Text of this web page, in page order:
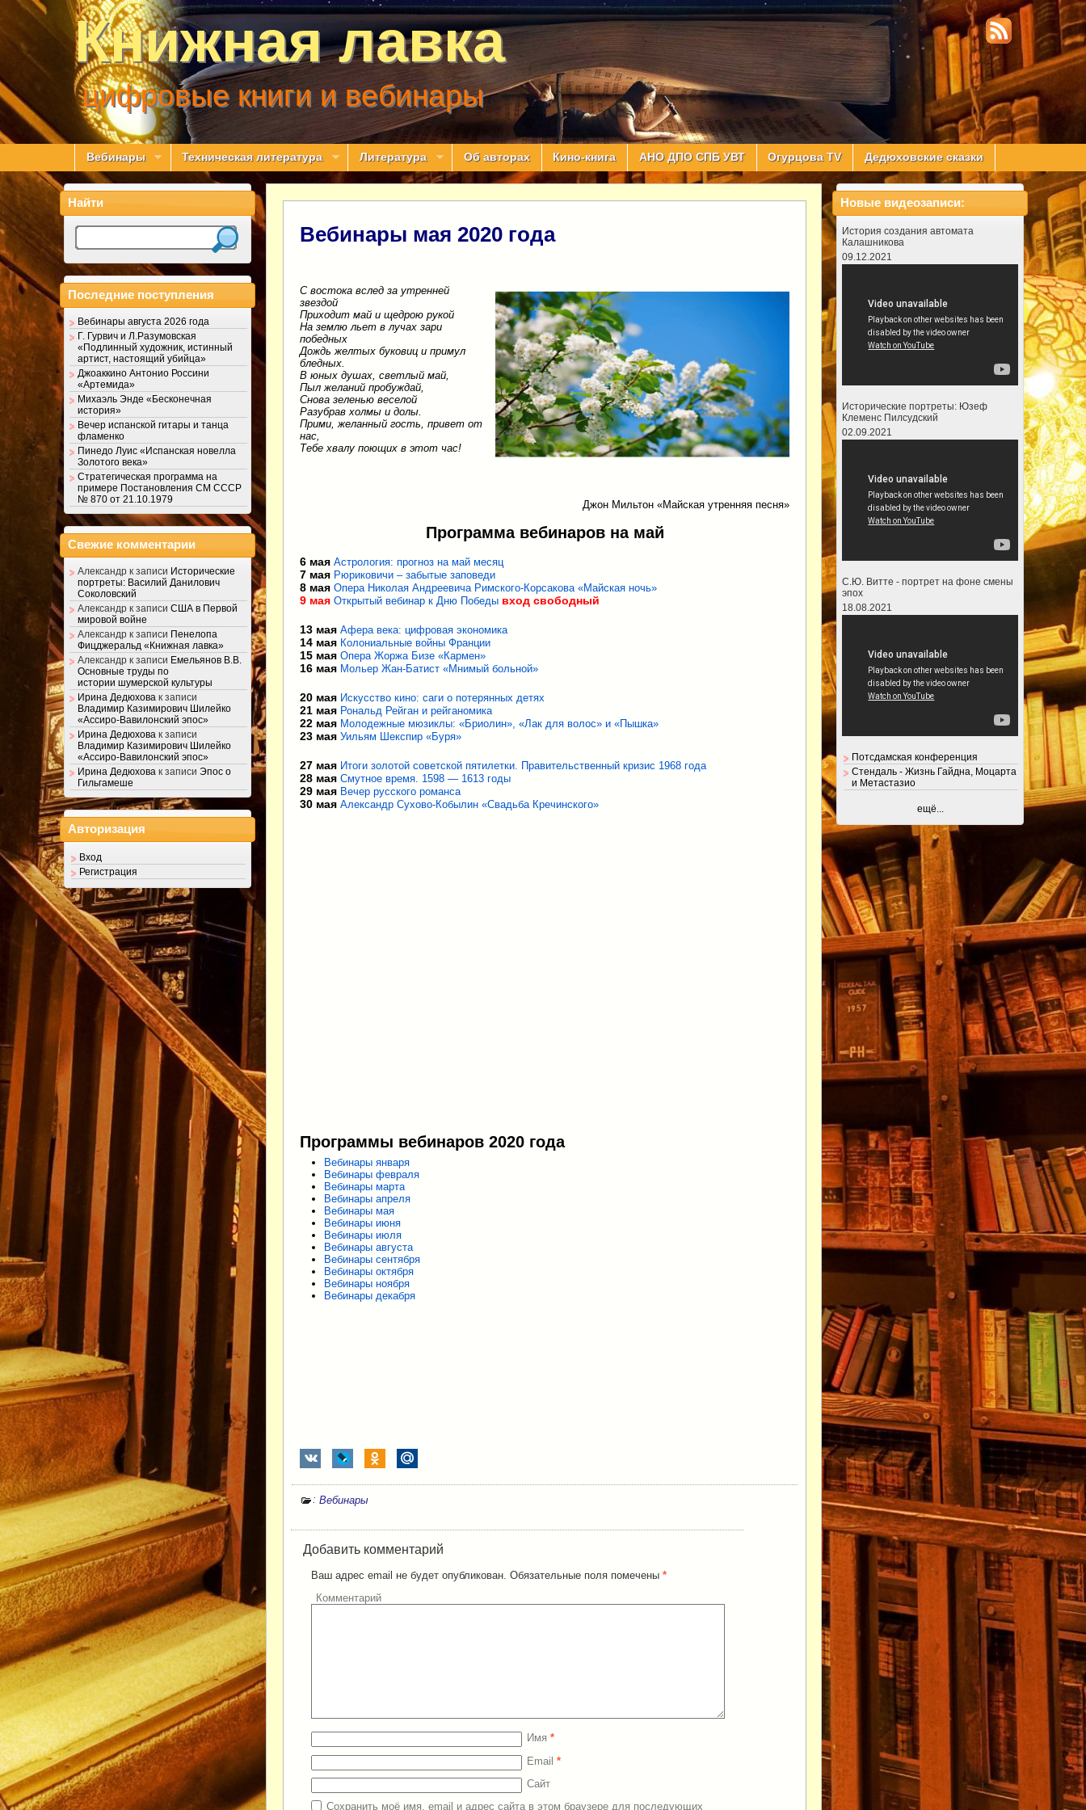
Книжная лавка
цифровые книги и вебинары
Вебинары Техническая литература Литература Об авторах Кино-книга АНО ДПО СПБ УВТ Огурцова TV Дедюховские сказки
Вебинары мая 2020 года
С востока вслед за утренней
звездой
Приходит май и щедрою рукой
На землю льет в лучах зари
победных
Дождь желтых буковиц и примул
бледных.
В юных душах, светлый май,
Пыл желаний пробуждай,
Снова зеленью веселой
Разубрав холмы и долы.
Прими, желанный гость, привет от
нас,
Тебе хвалу поющих в этот час!
Джон Мильтон «Майская утренняя песня»
Программа вебинаров на май
6 мая Астрология: прогноз на май месяц
7 мая Рюриковичи – забытые заповеди
8 мая Опера Николая Андреевича Римского-Корсакова «Майская ночь»
9 мая Открытый вебинар к Дню Победы вход свободный
13 мая Афера века: цифровая экономика
14 мая Колониальные войны Франции
15 мая Опера Жоржа Бизе «Кармен»
16 мая Мольер Жан-Батист «Мнимый больной»
20 мая Искусство кино: саги о потерянных детях
21 мая Рональд Рейган и рейганомика
22 мая Молодежные мюзиклы: «Бриолин», «Лак для волос» и «Пышка»
23 мая Уильям Шекспир «Буря»
27 мая Итоги золотой советской пятилетки. Правительственный кризис 1968 года
28 мая Смутное время. 1598 — 1613 годы
29 мая Вечер русского романса
30 мая Александр Сухово-Кобылин «Свадьба Кречинского»
Программы вебинаров 2020 года
Вебинары января
Вебинары февраля
Вебинары марта
Вебинары апреля
Вебинары мая
Вебинары июня
Вебинары июля
Вебинары августа
Вебинары сентября
Вебинары октября
Вебинары ноября
Вебинары декабря
: Вебинары
Добавить комментарий
Ваш адрес email не будет опубликован. Обязательные поля помечены *
Комментарий
Имя *
Email *
Сайт
Сохранить моё имя, email и адрес сайта в этом браузере для последующих
Найти
Последние поступления
Вебинары августа 2026 года
Г. Гурвич и Л.Разумовская
«Подлинный художник, истинный
артист, настоящий убийца»
Джоаккино Антонио Россини
«Артемида»
Михаэль Энде «Бесконечная
история»
Вечер испанской гитары и танца
фламенко
Пинедо Луис «Испанская новелла
Золотого века»
Стратегическая программа на
примере Постановления СМ СССР
№ 870 от 21.10.1979
Свежие комментарии
Александр к записи Исторические
портреты: Василий Данилович
Соколовский
Александр к записи США в Первой
мировой войне
Александр к записи Пенелопа
Фицджеральд «Книжная лавка»
Александр к записи Емельянов В.В.
Основные труды по
истории шумерской культуры
Ирина Дедюхова к записи
Владимир Казимирович Шилейко
«Ассиро-Вавилонский эпос»
Ирина Дедюхова к записи
Владимир Казимирович Шилейко
«Ассиро-Вавилонский эпос»
Ирина Дедюхова к записи Эпос о
Гильгамеше
Авторизация
Вход
Регистрация
Новые видеозаписи:
История создания автомата
Калашникова
09.12.2021
Исторические портреты: Юзеф
Клеменс Пилсудский
02.09.2021
С.Ю. Витте - портрет на фоне смены
эпох
18.08.2021
Потсдамская конференция
Стендаль - Жизнь Гайдна, Моцарта
и Метастазио
ещё...